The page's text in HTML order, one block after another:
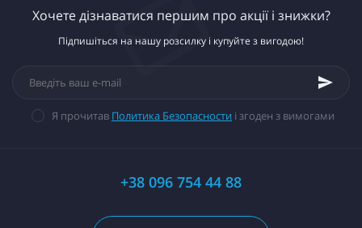
Хочете дізнаватися першим про акції і знижки?
Підпишіться на нашу розсилку і купуйте з вигодою!
Я прочитав Политика Безопасности і згоден з вимогами
+38 096 754 44 88